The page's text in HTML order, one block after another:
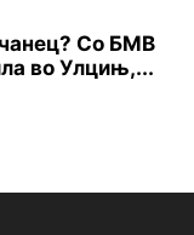
Со БМВ
во Улцињ,...